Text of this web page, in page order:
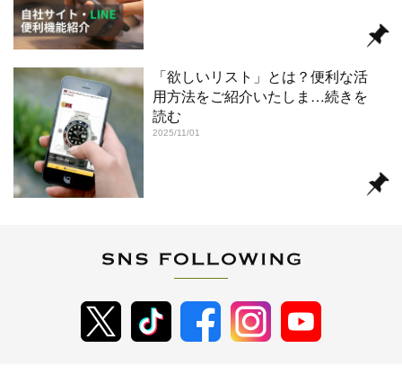
「欲しいリスト」とは？便利な活
用方法をご紹介いたしま …続きを
読む
2025/11/01